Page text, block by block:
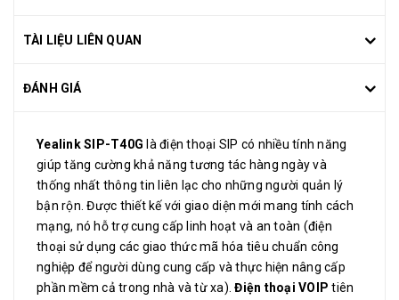
TÀI LIỆU LIÊN QUAN
ĐÁNH GIÁ
Yealink SIP-T40G là điện thoại SIP có nhiều tính năng
giúp tăng cường khả năng tương tác hàng ngày và
thống nhất thông tin liên lạc cho những người quản lý
bận rộn. Được thiết kế với giao diện mới mang tính cách
mạng, nó hỗ trợ cung cấp linh hoạt và an toàn (điện
thoại sử dụng các giao thức mã hóa tiêu chuẩn công
nghiệp để người dùng cung cấp và thực hiện nâng cấp
phần mềm cả trong nhà và từ xa).Điện thoại VOIP tiên